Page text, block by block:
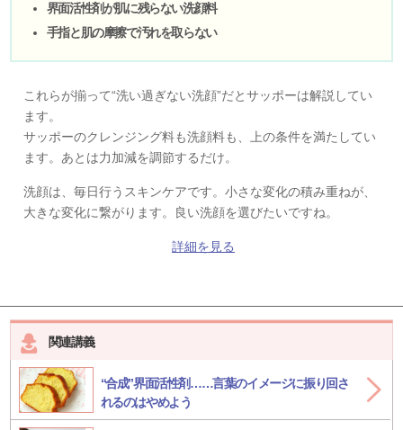
界面活性剤が肌に残らない洗顔料
手指と肌の摩擦で汚れを取らない
これらが揃って“洗い過ぎない洗顔”だとサッポーは解説してい
ます。
サッポーのクレンジング料も洗顔料も、上の条件を満たしてい
ます。あとは力加減を調節するだけ。
洗顔は、毎日行うスキンケアです。小さな変化の積み重ねが、
大きな変化に繋がります。良い洗顔を選びたいですね。
詳細を見る
関連講義
“合成”界面活性剤……言葉のイメージに振り回さ
れるのはやめよう